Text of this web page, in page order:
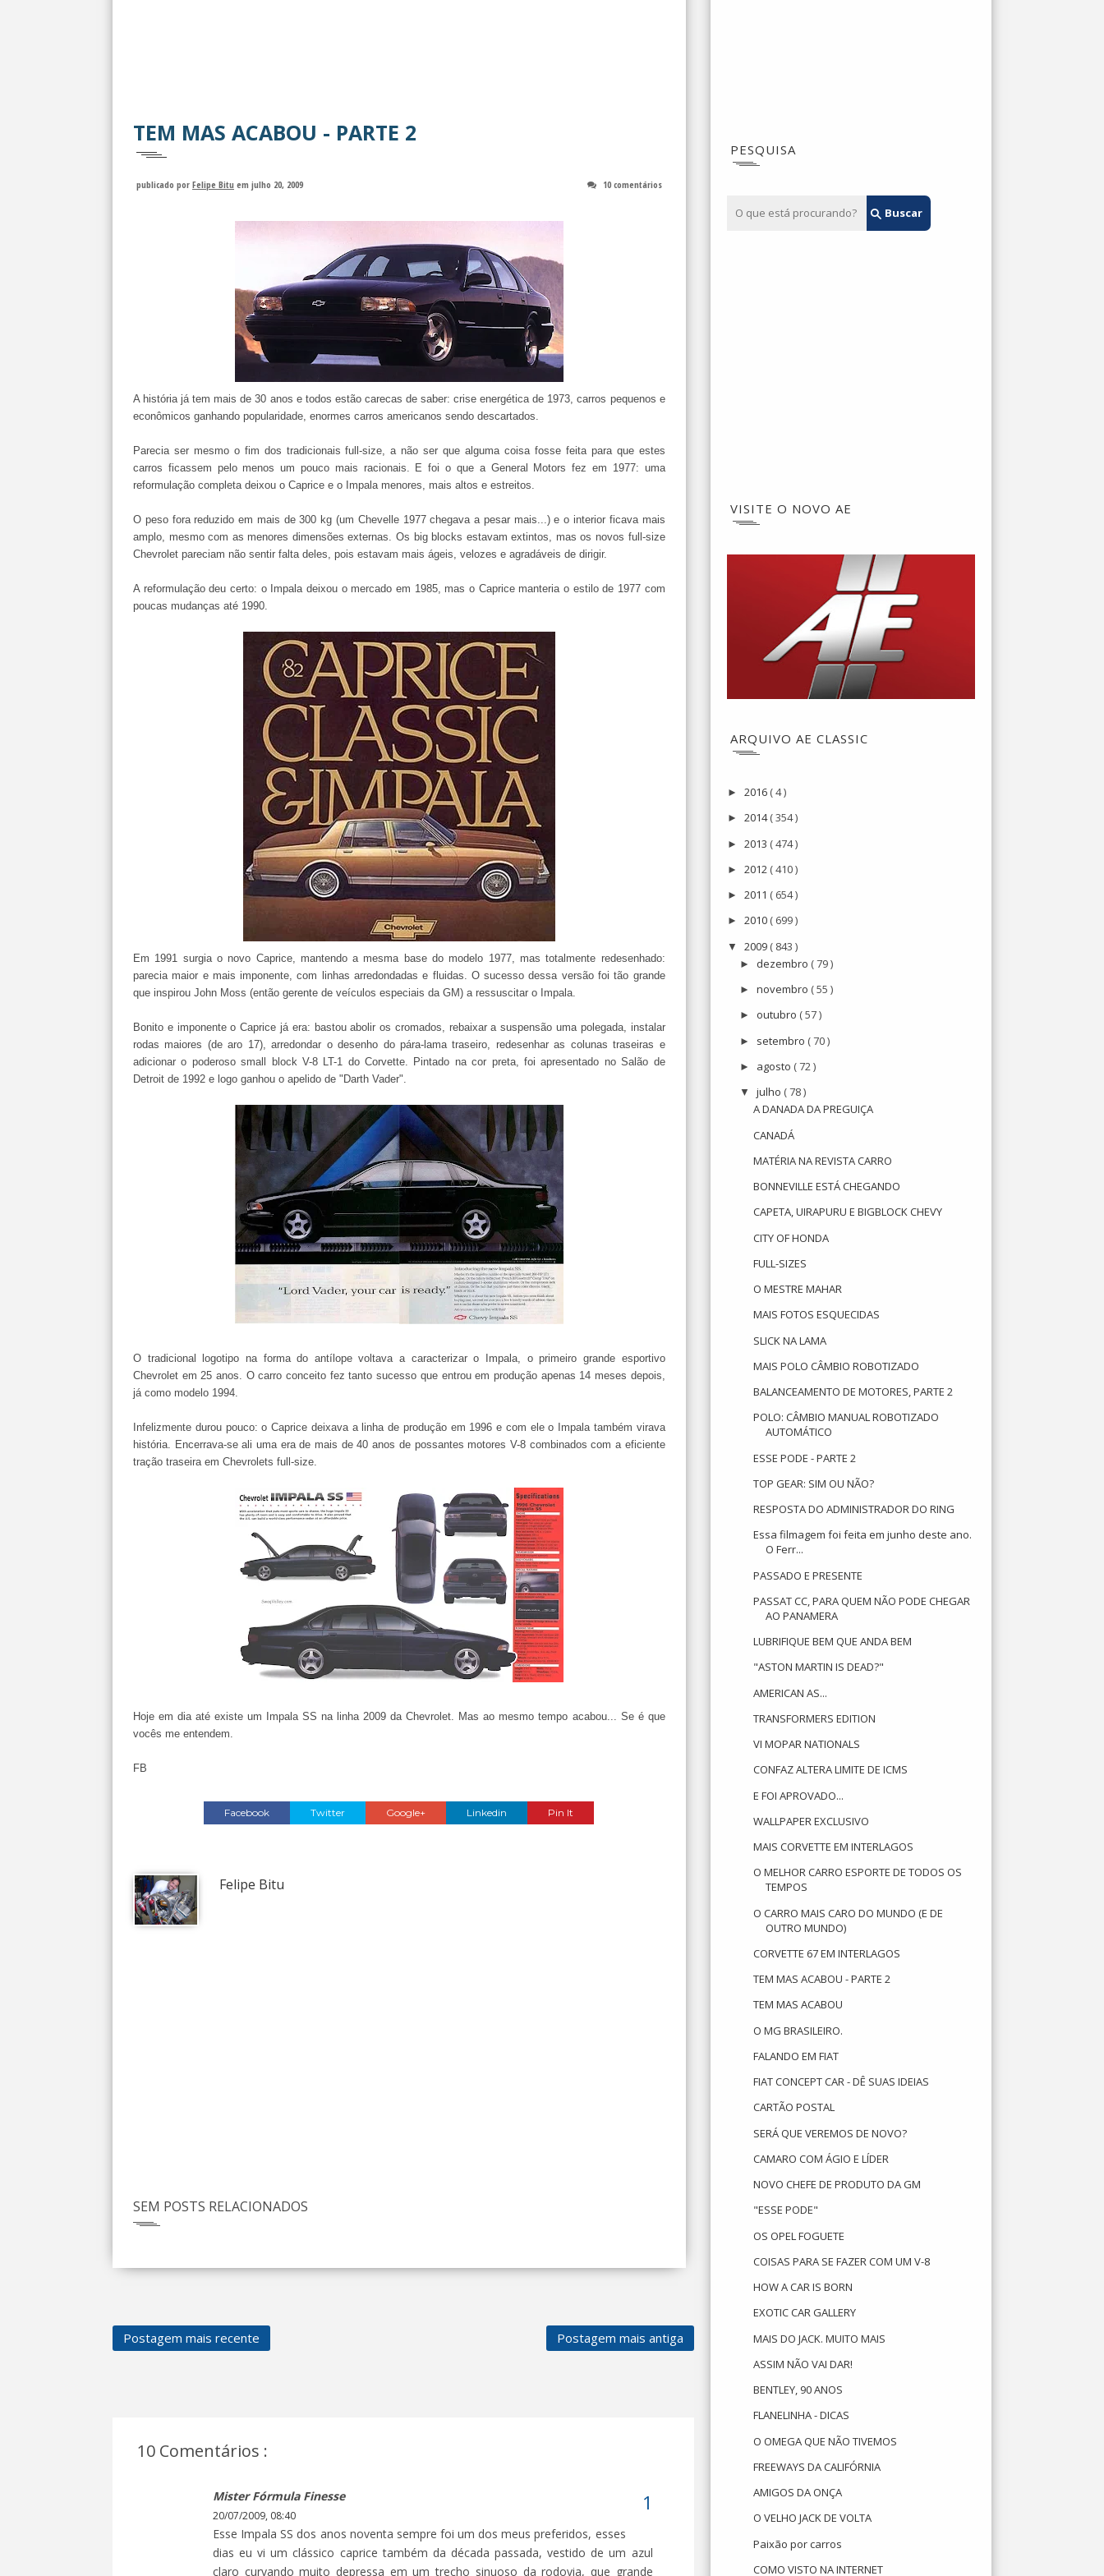
TEM MAS ACABOU - PARTE 2
publicado por Felipe Bitu em julho 20, 2009 10 comentários
A história já tem mais de 30 anos e todos estão carecas de saber: crise energética de 1973, carros pequenos e
econômicos ganhando popularidade, enormes carros americanos sendo descartados.
Parecia ser mesmo o fim dos tradicionais full-size, a não ser que alguma coisa fosse feita para que estes
carros ficassem pelo menos um pouco mais racionais. E foi o que a General Motors fez em 1977: uma
reformulação completa deixou o Caprice e o Impala menores, mais altos e estreitos.
O peso fora reduzido em mais de 300 kg (um Chevelle 1977 chegava a pesar mais...) e o interior ficava mais
amplo, mesmo com as menores dimensões externas. Os big blocks estavam extintos, mas os novos full-size
Chevrolet pareciam não sentir falta deles, pois estavam mais ágeis, velozes e agradáveis de dirigir.
A reformulação deu certo: o Impala deixou o mercado em 1985, mas o Caprice manteria o estilo de 1977 com
poucas mudanças até 1990.
Em 1991 surgia o novo Caprice, mantendo a mesma base do modelo 1977, mas totalmente redesenhado:
parecia maior e mais imponente, com linhas arredondadas e fluidas. O sucesso dessa versão foi tão grande
que inspirou John Moss (então gerente de veículos especiais da GM) a ressuscitar o Impala.
Bonito e imponente o Caprice já era: bastou abolir os cromados, rebaixar a suspensão uma polegada, instalar
rodas maiores (de aro 17), arredondar o desenho do pára-lama traseiro, redesenhar as colunas traseiras e
adicionar o poderoso small block V-8 LT-1 do Corvette. Pintado na cor preta, foi apresentado no Salão de
Detroit de 1992 e logo ganhou o apelido de "Darth Vader".
O tradicional logotipo na forma do antílope voltava a caracterizar o Impala, o primeiro grande esportivo
Chevrolet em 25 anos. O carro conceito fez tanto sucesso que entrou em produção apenas 14 meses depois,
já como modelo 1994.
Infelizmente durou pouco: o Caprice deixava a linha de produção em 1996 e com ele o Impala também virava
história. Encerrava-se ali uma era de mais de 40 anos de possantes motores V-8 combinados com a eficiente
tração traseira em Chevrolets full-size.
Hoje em dia até existe um Impala SS na linha 2009 da Chevrolet. Mas ao mesmo tempo acabou... Se é que
vocês me entendem.
FB
Facebook Twitter Google+ Linkedin Pin It
Felipe Bitu
SEM POSTS RELACIONADOS
Postagem mais recente Postagem mais antiga
10 Comentários :
Mister Fórmula Finesse
20/07/2009, 08:40
Esse Impala SS dos anos noventa sempre foi um dos meus preferidos, esses
dias eu vi um clássico caprice também da década passada, vestido de um azul
claro curvando muito depressa em um trecho sinuoso da rodovia, que grande
PESQUISA
VISITE O NOVO AE
ARQUIVO AE CLASSIC
► 2016 ( 4 )
► 2014( 354 )
► 2013 ( 474 )
► 2012 ( 410 )
► 2011 ( 654 )
► 2010 ( 699 )
▼ 2009 ( 843 )
► dezembro ( 79 )
►novembro ( 55 )
► outubro ( 57 )
► setembro ( 70 )
► agosto ( 72 )
▼julho ( 78 )
A DANADA DA PREGUIÇA
CANADÁ
MATÉRIA NA REVISTA CARRO
BONNEVILLE ESTÁ CHEGANDO
CAPETA, UIRAPURU E BIGBLOCK CHEVY
CITY OF HONDA
FULL-SIZES
O MESTRE MAHAR
MAIS FOTOS ESQUECIDAS
SLICK NA LAMA
MAIS POLO CÂMBIO ROBOTIZADO
BALANCEAMENTO DE MOTORES, PARTE 2
POLO: CÂMBIO MANUAL ROBOTIZADO
AUTOMÁTICO
ESSE PODE - PARTE 2
TOP GEAR: SIM OU NÃO?
RESPOSTA DO ADMINISTRADOR DO RING
Essa filmagem foi feita em junho deste ano.
O Ferr...
PASSADO E PRESENTE
PASSAT CC, PARA QUEM NÃO PODE CHEGAR
AO PANAMERA
LUBRIFIQUE BEM QUE ANDA BEM
"ASTON MARTIN IS DEAD?"
AMERICAN AS...
TRANSFORMERS EDITION
VI MOPAR NATIONALS
CONFAZ ALTERA LIMITE DE ICMS
E FOI APROVADO...
WALLPAPER EXCLUSIVO
MAIS CORVETTE EM INTERLAGOS
O MELHOR CARRO ESPORTE DE TODOS OS
TEMPOS
O CARRO MAIS CARO DO MUNDO (E DE
OUTRO MUNDO)
CORVETTE 67 EM INTERLAGOS
TEM MAS ACABOU - PARTE 2
TEM MAS ACABOU
O MG BRASILEIRO.
FALANDO EM FIAT
FIAT CONCEPT CAR - DÊ SUAS IDEIAS
CARTÃO POSTAL
SERÁ QUE VEREMOS DE NOVO?
CAMARO COM ÁGIO E LÍDER
NOVO CHEFE DE PRODUTO DA GM
"ESSE PODE"
OS OPEL FOGUETE
COISAS PARA SE FAZER COM UM V-8
HOW A CAR IS BORN
EXOTIC CAR GALLERY
MAIS DO JACK. MUITO MAIS
ASSIM NÃO VAI DAR!
BENTLEY, 90 ANOS
FLANELINHA - DICAS
O OMEGA QUE NÃO TIVEMOS
FREEWAYS DA CALIFÓRNIA
AMIGOS DA ONÇA
O VELHO JACK DE VOLTA
Paixão por carros
COMO VISTO NA INTERNET